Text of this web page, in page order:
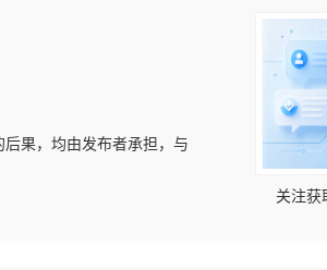
果，均由发布者承担，与
关注获